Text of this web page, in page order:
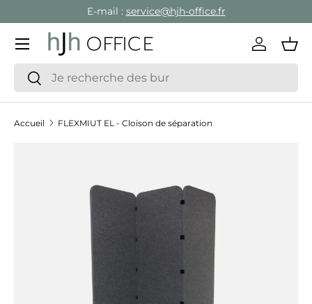
Aller au contenu
E-mail : service@hjh-office.fr
Recherche
Rechercher
Se
Menu
Accueil FLEXMIUT EL - Cloison de séparation